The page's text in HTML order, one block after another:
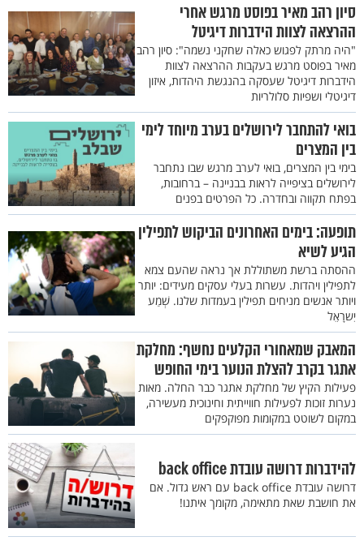
סיון רהב מאיר בפוסט מרגש אחרי
ההרצאה לצוות הידברות דיגיטל
"היה מרתק לפגוש כאלה שחקני נשמה": סיון רהב
מאיר בפוסט מרגש בעקבות ההרצאה לצוות
הידברות דיגיטל שעסקה בהנגשת היהדות, איזון
דיגיטלי ושפיות סלולריות
בואי להתחבר לירושלים בערב מיוחד לימי
בין המצרים
בימי בין המצרים, בואי לערב מרגש שבו נתחבר
לירושלים בציפייה לראות בבניינה – ברחובות,
בפתח תקווה ובחדרה. כל הפרטים בפנים
תופעה: בימים האחרונים הביקוש לתפילין
הגיע לשיא
ההסתה ברשת משתוללת אך נראה שהעם צמא
לתפילין ויהדות. עשרות בעלי עסקים מעידים: יותר
ויותר אנשים מניחים תפילין בעמדות שלנו. שְׁמַע
יִשרָאֵל
המאבק שמאחורי הקלעים נחשף: מחלקת
אתגר בקרב להצלת הנוער בימי החופש
פעילות הקיץ של מחלקת אתגר כבר החלה. מאות
נערות זוכות לפעילות חווייתית וחינוכית מעשירה,
במקום לשוטט במקומות מפוקפקים
להידברות דרושה עובדת back office
דרושה עובדת back office עם ראש גדול. אם
את חושבת שאת מתאימה, מקומך איתנו!